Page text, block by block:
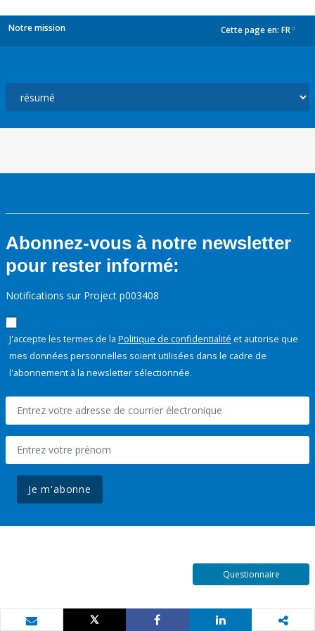
Notre mission Cette page en: FR
Abonnez-vous à notre newsletter
pour rester informé:
Notifications sur Project p003408
J'accepte les termes de la Politique de confidentialité et autorise que
mes données personnelles soient utilisées dans le cadre de
l'abonnement à la newsletter sélectionnée.
Je m'abonne
Questionnaire